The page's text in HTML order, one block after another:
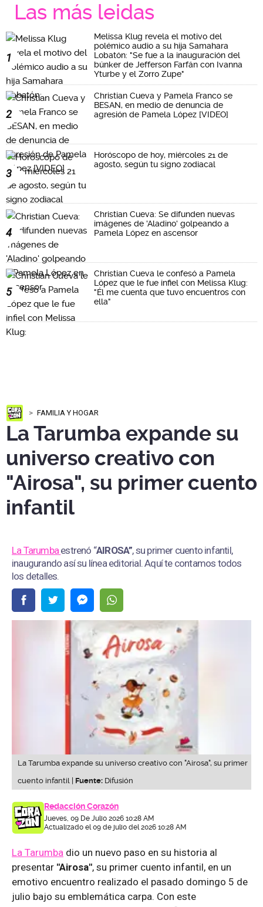
Las más leidas
1
Melissa Klug revela el motivo del
polémico audio a su hija Samahara
Lobatón: "Se fue a la inauguración del
búnker de Jefferson Farfán con Ivanna
Yturbe y el Zorro Zupe"
2
Christian Cueva y Pamela Franco se
BESAN, en medio de denuncia de
agresión de Pamela López [VIDEO]
3
Horóscopo de hoy, miércoles 21 de
agosto, según tu signo zodiacal
4
Christian Cueva: Se difunden nuevas
imágenes de 'Aladino' golpeando a
Pamela López en ascensor
5
Christian Cueva le confesó a Pamela
López que le fue infiel con Melissa Klug:
"Él me cuenta que tuvo encuentros con
ella"
FAMILIA Y HOGAR
La Tarumba expande su
universo creativo con
"Airosa", su primer cuento
infantil
La Tarumba estrenó “AIROSA”, su primer cuento infantil,
inaugurando así su línea editorial. Aquí te contamos todos
los detalles.
La Tarumba expande su universo creativo con "Airosa", su primer
cuento infantil | Fuente: Difusión
Redacción Corazón
Jueves, 09 De Julio 2026 10:28 AM
Actualizado el 09 de julio del 2026 10:28 AM
La Tarumba dio un nuevo paso en su historia al
presentar "Airosa", su primer cuento infantil, en un
emotivo encuentro realizado el pasado domingo 5 de
julio bajo su emblemática carpa. Con este